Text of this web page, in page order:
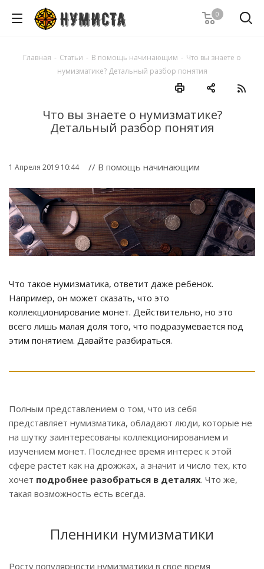
0
Главная - Статьи - В помощь начинающим - Что вы знаете о
нумизматике? Детальный разбор понятия
Что вы знаете о нумизматике?
Детальный разбор понятия
1 Апреля 2019 10:44 // В помощь начинающим
Что такое нумизматика, ответит даже ребенок.
Например, он может сказать, что это
коллекционирование монет. Действительно, но это
всего лишь малая доля того, что подразумевается под
этим понятием. Давайте разбираться.
Полным представлением о том, что из себя
представляет нумизматика, обладают люди, которые не
на шутку заинтересованы коллекционированием и
изучением монет. Последнее время интерес к этой
сфере растет как на дрожжах, а значит и число тех, кто
хочет подробнее разобраться в деталях. Что же,
такая возможность есть всегда.
Пленники нумизматики
Росту популярности нумизматики в свое время